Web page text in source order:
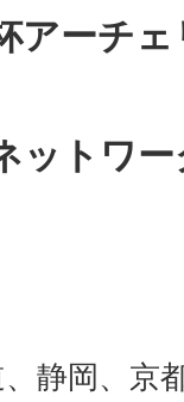
アーチ
トワー
静岡、京